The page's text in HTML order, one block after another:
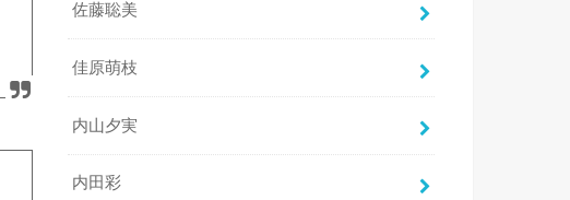
佐藤聡美
佳原萌枝
内山夕実
内田彩